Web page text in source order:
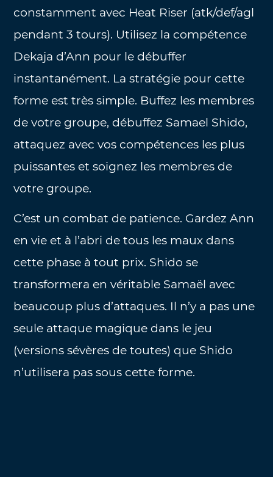
constamment avec Heat Riser (atk/def/agl
pendant 3 tours). Utilisez la compétence
Dekaja d’Ann pour le débuffer
instantanément. La stratégie pour cette
forme est très simple. Buffez les membres
de votre groupe, débuffez Samael Shido,
attaquez avec vos compétences les plus
puissantes et soignez les membres de
votre groupe.
C’est un combat de patience. Gardez Ann
en vie et à l’abri de tous les maux dans
cette phase à tout prix. Shido se
transformera en véritable Samaël avec
beaucoup plus d’attaques. Il n’y a pas une
seule attaque magique dans le jeu
(versions sévères de toutes) que Shido
n’utilisera pas sous cette forme.